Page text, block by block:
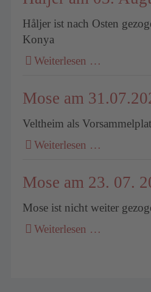
Håljer ist nach Osten
Konya
Weiterlesen …
Mose am
Veltheim als
Weiterlesen …
Mose am 23. 07.
Mose ist nicht weiter
Weiterlesen …